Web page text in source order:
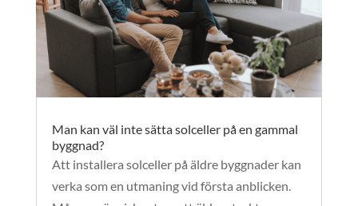
Man kan väl inte sätta solceller på en gammal
byggnad?
Att installera solceller på äldre byggnader kan
verka som en utmaning vid första anblicken.